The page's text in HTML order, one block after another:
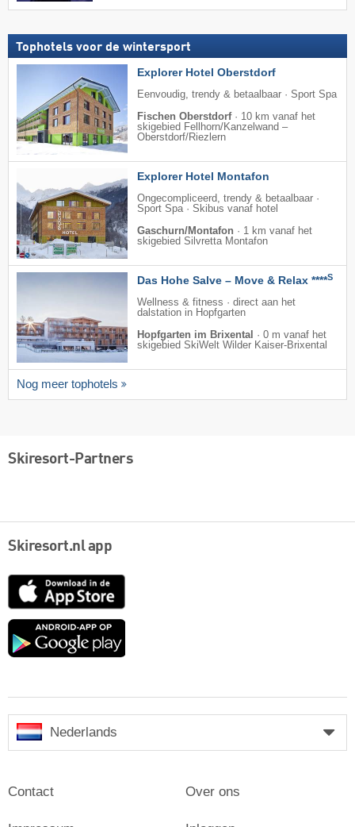
Tophotels voor de wintersport
Explorer Hotel Oberstdorf
Eenvoudig, trendy & betaalbaar · Sport Spa
Fischen Oberstdorf· 10 km vanaf het
skigebied Fellhorn/​Kanzelwand –
Oberstdorf/​Riezlern
Explorer Hotel Montafon
Ongecompliceerd, trendy & betaalbaar ·
Sport Spa · Skibus vanaf hotel
Gaschurn/Montafon · 1 km vanaf het
skigebied Silvretta Montafon
Das Hohe Salve – Move & Relax ****S
Wellness & fitness · direct aan het
dalstation in Hopfgarten
Hopfgarten im Brixental · 0 m vanaf het
skigebied SkiWelt Wilder Kaiser-Brixental
Nog meer tophotels
Skiresort-Partners
Skiresort.nl app
App
Google
Nederlands
Contact Over ons